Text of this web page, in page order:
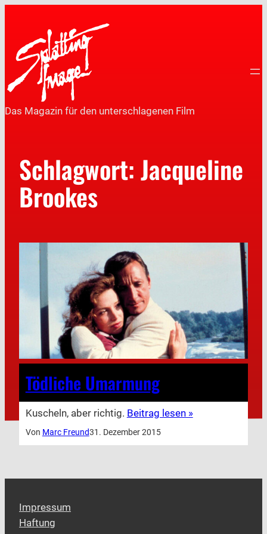
Das Magazin für den unterschlagenen Film
Schlagwort:Jacqueline
Brookes
Tödliche Umarmung
Kuscheln, aber richtig. Beitrag lesen »
Von Marc Freund31. Dezember 2015
Impressum
Haftung